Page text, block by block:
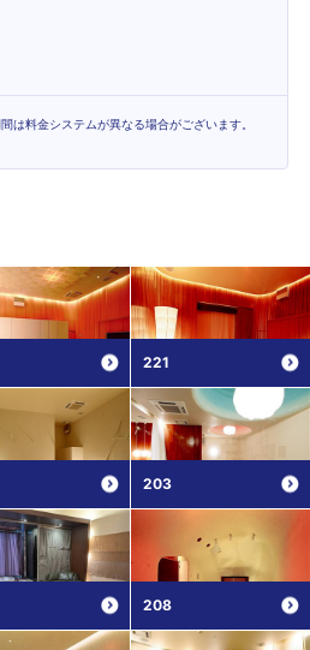
は料金システムが異なる場合がございます。
221
203
208